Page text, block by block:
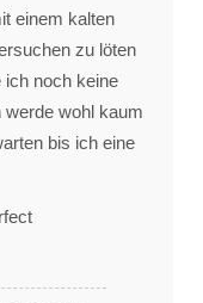
einem kalten
zu löten
ich noch keine
wohl kaum
bis ich eine